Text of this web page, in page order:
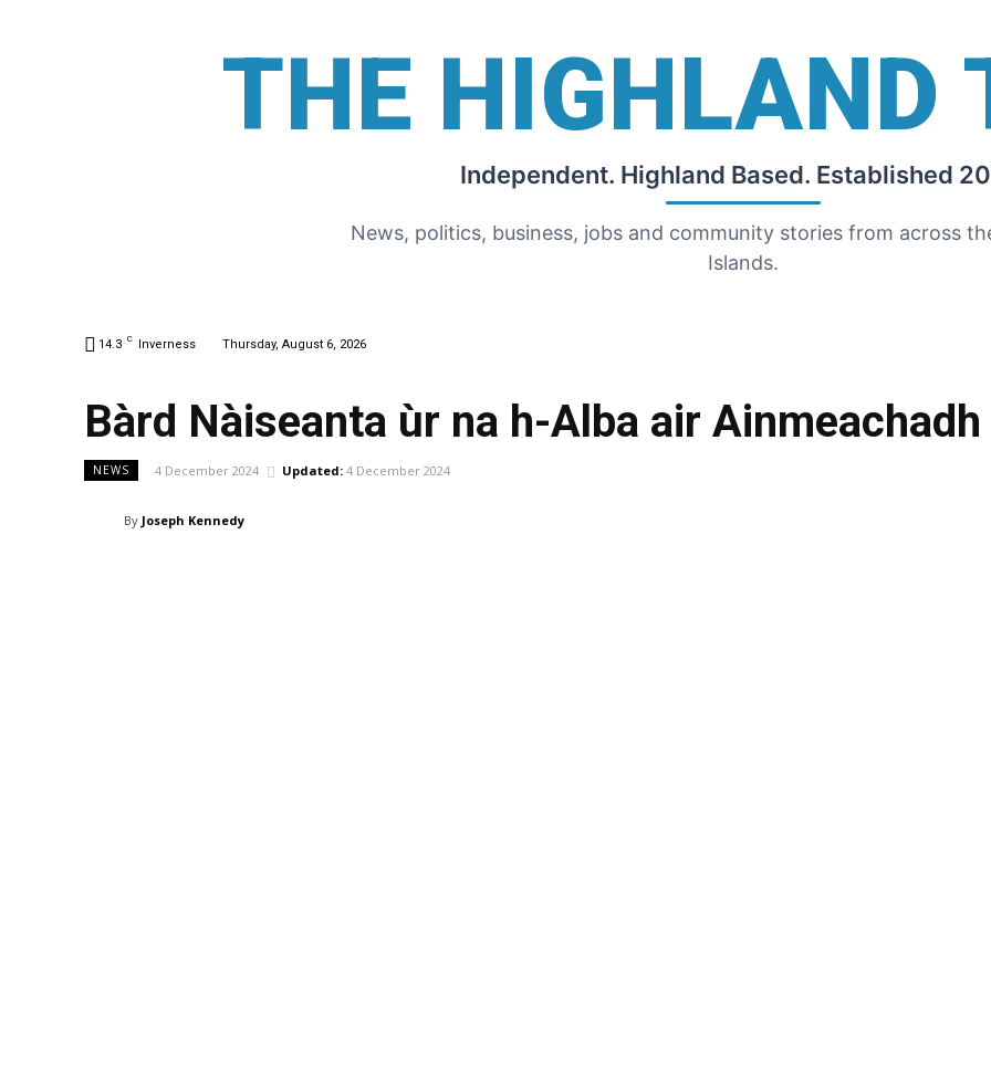
THE HIGHLAND
Independent. Highland Based. Established
News, politics, business, jobs and community stories from across
Islands.
14.3 C Inverness Thursday, August 6, 2026
Bàrd Nàiseanta ùr na h-Alba air Ainmeachadh
NEWS 4 December 2024 Updated: 4 December 2024
By Joseph Kennedy